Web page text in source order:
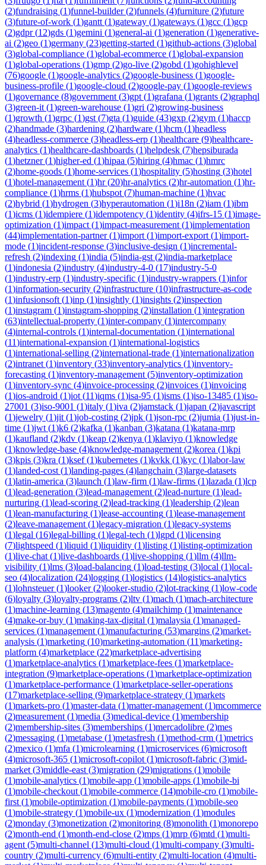
(2)fundraising (1)funnel-builder(2)funnels (4)furniture (2)future
(3)future-of-work (1)gantt (1)gateway (1)gateways (1)gcc (1)gcp
(2)gdpr(12)gds (1)gemini (1)general-ai (1)generation (1)generative-
ai (2)geo (1)germany (23)getting-started (1)github-actions (3)global
(3)global-compliance (1)global-ecommerce (1)global-expansion
(1)global-operations (1)gmp (2)go-live (2)gobd (1)gohighlevel
(76)google (1)google-analytics (2)google-business (1)google-
business-profile (1)google-cloud (2)google-pay (1)google-reviews
(1)governance (8)government (3)gpt (1)grafana (1)grants (2)graphql
(3)green-it (1)green-warehouse (1)gri (2)growing-business
(1)growth (1)grpc (1)gst (7)gta (1)guide (43)gxp (2)gym (1)haccp
(2)handmade (3)hardening (2)hardware (1)hcm (1)headless
(4)headless-commerce (3)headless-erp (1)healthcare (9)healthcare-
analytics (1)healthcare-dashboards (1)helpdesk (7)hepsiburada
(1)hetzner(1)higher-ed (1)hipaa (5)hiring (4)hmac (1)hmrc
(2)home-goods (1)home-services (1)hospitality (5)hosting (3)hotel
(1)hotel-management (1)hr(20)hr-analytics (2)hr-automation (1)hr-
compliance (1)hrms (1)hubspot (7)human-machine (1)hvac
(2)hybrid (1)hydrogen (3)hyperautomation (1)i18n (2)iam (1)ibm
(1)icms (1)idempiere (1)idempotency (1)identity (4)ifrs-15 (1)image-
optimization (1)impact (1)impact-measurement (1)implementation
(44)implementation-partner(1)import (1)import-export (1)import-
mode (1)incident-response (3)inclusive-design (1)incremental-
refresh (2)indexing (1)india (5)india-gst (2)india-marketplace
(1)indonesia (2)industry (4)industry-4-0 (17)industry-5-0
(1)industry-erp (1)industry-specific (1)industry-wrappers (1)infor
(1)information-security (2)infrastructure (10)infrastructure-as-code
(1)infusionsoft (1)inp (1)insightly (1)insights (2)inspection
(1)instagram (1)instagram-shopping (2)installation (1)integration
(63)intellectual-property (1)inter-company (1)intercompany
(4)internal-controls (1)internal-documentation (1)international
(11)international-expansion (1)international-logistics
(1)international-selling (2)international-trade (1)internationalization
(2)intranet (1)inventory (33)inventory-analytics (1)inventory-
forecasting (1)inventory-management (5)inventory-optimization
(1)inventory-sync (4)invoice-processing (2)invoices (1)invoicing
(1)ios-android (1)iot (11)iqms (1)isa-95 (1)isms (1)iso-13485 (1)iso-
27001 (3)iso-9001 (1)italy (1)iva (2)jamstack (1)japan (2)javascript
(1)jewelry (1)jit (1)job-costing (2)jpk (1)json-rpc (2)jumia (1)just-in-
time (1)jwt (1)k6 (2)kafka (1)kanban (3)katana (1)katana-mrp
(1)kaufland (2)kdv (1)keap (2)kenya (1)klaviyo (1)knowledge
(1)knowledge-base (4)knowledge-management (2)korea (1)kpi
(3)kpis (3)kra (1)ksef(1)kubernetes (1)kvkk (1)kyc (1)labor-law
(1)landed-cost (1)landing-pages (4)langchain (3)large-datasets
(1)latin-america (3)launch (1)law-firm (1)law-firms (1)lazada (1)lcp
(1)lead-generation (3)lead-management (2)lead-nurture (1)lead-
nurturing (1)lead-scoring (2)lead-tracking (1)leadership (2)lean
(1)lean-manufacturing (1)lease-accounting (1)lease-management
(2)leave-management (1)legacy-migration (1)legacy-systems
(1)legal (16)legal-billing (1)legal-tech (1)lgpd (1)licensing
(7)lightspeed (1)liquid (1)liquidity (1)listing (1)listing-optimization
(1)live-chat (1)live-dashboards (1)live-shopping (1)llm (4)llm-
visibility (1)lms (3)load-balancing (1)load-testing (3)local (1)local-
seo (4)localization (24)logging (1)logistics (14)logistics-analytics
(1)lohnsteuer(1)looker(2)looker-studio (2)lot-tracking (1)low-code
(6)loyalty (3)loyalty-programs (2)ltv (1)mach (1)mach-architecture
(1)machine-learning (13)magento (4)mailchimp (1)maintenance
(4)make-or-buy (1)making-tax-digital (1)malaysia (1)managed-
services (1)management (1)manufacturing (53)margins (2)market-
analysis (1)marketing (10)marketing-automation (11)marketing-
platform (4)marketplace (22)marketplace-advertising
(1)marketplace-analytics (1)marketplace-fees (1)marketplace-
integration (9)marketplace-operations (1)marketplace-optimization
(1)marketplace-performance (1)marketplace-seller-operations
(17)marketplace-selling (9)marketplace-strategy (1)markets
(1)markets-pro (1)master-data (1)matter-management (1)mcommerce
(2)measurement (1)media (3)medical-device (1)membership
(2)membership-sites (3)memberships (1)mercadolibre (2)mes
(2)messaging (1)metabase (1)metasfresh (1)method-crm (1)metrics
(2)mexico (1)mfa (1)microlearning (1)microservices (6)microsoft
(4)microsoft-365 (1)microsoft-copilot (1)microsoft-fabric (3)mid-
market (3)middle-east (3)migration (29)migrations (1)mobile
(1)mobile-analytics (1)mobile-app (1)mobile-apps (1)mobile-bi
(1)mobile-checkout (1)mobile-commerce (14)mobile-cro (1)mobile-
first (1)mobile-optimization (1)mobile-payments (1)mobile-seo
(1)mobile-strategy (1)mobile-ux (1)modernization (1)modules
(2)monday (3)monetization (2)monitoring (8)monolith (1)monorepo
(2)month-end (1)month-end-close (2)mps (1)mrp (6)mtd (1)multi-
agent (5)multi-channel (13)multi-cloud (1)multi-company (3)multi-
country (2)multi-currency (6)multi-entity (2)multi-location (4)multi-